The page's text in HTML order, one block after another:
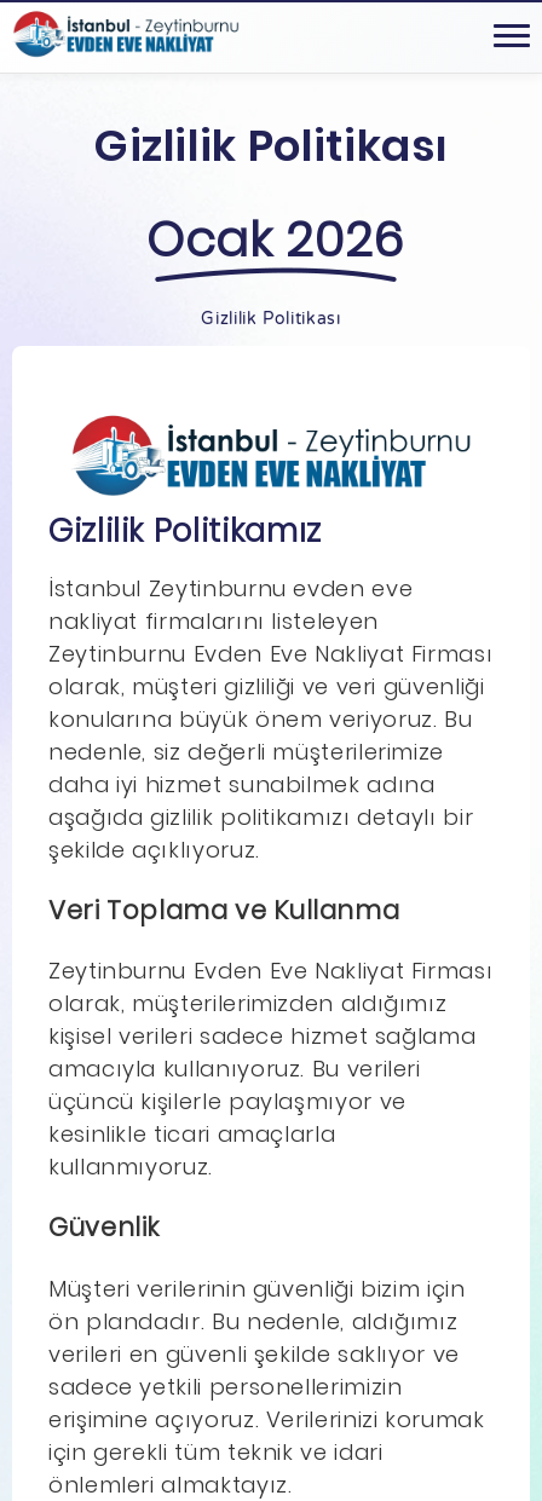
Gizlilik Politikası
Ocak 2026
Gizlilik Politikası
Gizlilik Politikamız
İstanbul Zeytinburnu evden eve
nakliyat firmalarını listeleyen
Zeytinburnu Evden Eve Nakliyat Firması
olarak, müşteri gizliliği ve veri güvenliği
konularına büyük önem veriyoruz. Bu
nedenle, siz değerli müşterilerimize
daha iyi hizmet sunabilmek adına
aşağıda gizlilik politikamızı detaylı bir
şekilde açıklıyoruz.
Veri Toplama ve Kullanma
Zeytinburnu Evden Eve Nakliyat Firması
olarak, müşterilerimizden aldığımız
kişisel verileri sadece hizmet sağlama
amacıyla kullanıyoruz. Bu verileri
üçüncü kişilerle paylaşmıyor ve
kesinlikle ticari amaçlarla
kullanmıyoruz.
Güvenlik
Müşteri verilerinin güvenliği bizim için
ön plandadır. Bu nedenle, aldığımız
verileri en güvenli şekilde saklıyor ve
sadece yetkili personellerimizin
erişimine açıyoruz. Verilerinizi korumak
için gerekli tüm teknik ve idari
önlemleri almaktayız.